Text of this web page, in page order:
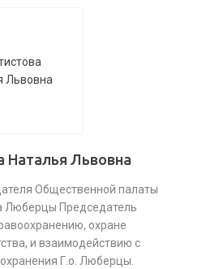
Наталья Львовна
Общественной палаты
Люберцы Председатель
охране
и взаимодействию с
Г.о. Люберцы.